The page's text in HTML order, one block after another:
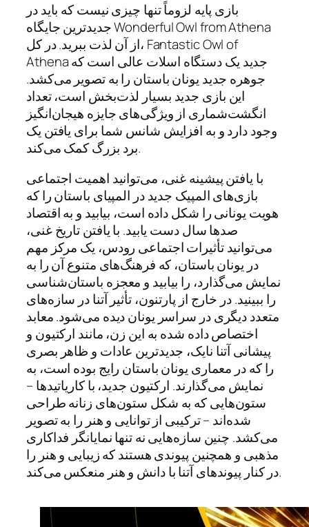
بازی پایه لزوماً تنها چیزی نیست که باید در
جدیدترین جایگاه Wonderful Owl from Athena
از آن لذت ببرید. در کل، Fantastic Owl of
Athena جدید یک دستگاه اسلات عالی است که
جوهره جدید یونان باستان را به تصویر می‌کشد.
این بازی جدید بسیار لذت‌بخش است، تعداد
انگشت‌شماری از ویژگی‌های جایزه هیجان‌انگیز
وجود دارد و به افزایش شانس شما برای یافتن یک
برد بزرگ کمک می‌کند.
با یافتن پیشینه غنی، می‌توانید اهمیت اجتماعی
بازی‌های المپیک جدید در المپیای باستان را که
هویت یونانی را شکل داده است، بیابید و به اقتصاد
صدها سال دست یابید. با یافتن تاریخ غنی،
می‌توانید تأثیرات اجتماعی رودس، یک مرکز مهم
در یونان باستان، که فرهنگ‌های متنوع آن را به
نمایش می‌گذارد، را بیابید و معجزه باستان‌شناسی
را ببینید. در خارج از پارتنون، تأثیر آتنا در سازه‌های
متعدد دیگری در سراسر یونان دیده می‌شود. معابد
اختصاص داده شده به این زن، مانند ارکتیون و
پیشانی آتنا نایک، جدیدترین عادات و ظاهر بصری
را که در معماری یونان باستان رایج بوده است، به
نمایش می‌گذارند. ارکتیون جدید، با کاریاتیدها –
ستون‌هایی که به شکل ستون‌های زنانه طراحی
شده‌اند – ترکیبی از توانایی و هنر را به تصویر
می‌کشد. چنین سازه‌هایی نه تنها نمایانگر فداکاری
مذهبی و همچنین پیوندی هستند که زیبایی و هنر را
در کنار پیوندهای آتنا با دانش و هنر منعکس می‌کند.